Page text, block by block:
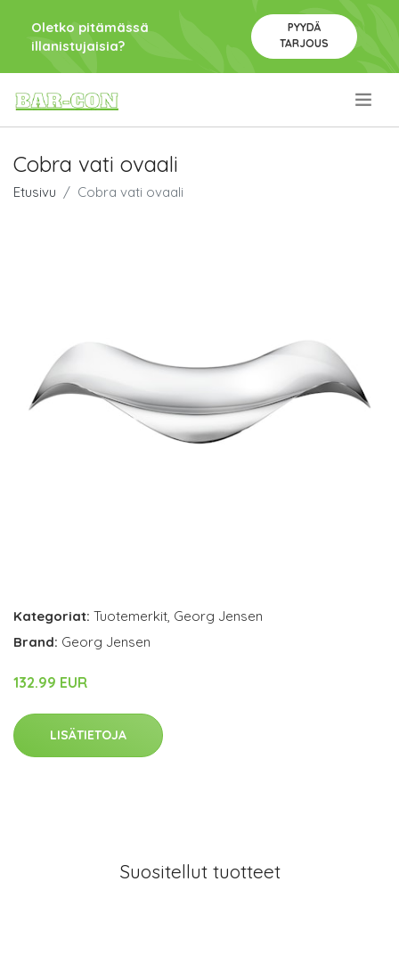
Oletko pitämässä
illanistujaisia?
PYYDÄ
TARJOUS
Cobra vati ovaali
Etusivu Cobra vati ovaali
Kategoriat: Tuotemerkit, Georg Jensen
Brand: Georg Jensen
132.99 EUR
LISÄTIETOJA
Suositellut tuotteet